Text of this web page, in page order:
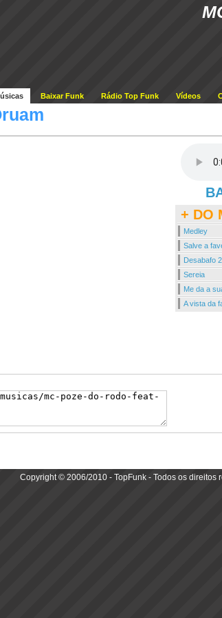
Baixar Funk Rádio Top Funk Vídeos
+ DO
Medley
Salve a
Desabafo 2
Sereia
Me da a
A vista da
Copyright © 2006/2010 - TopFunk - Todos os direitos